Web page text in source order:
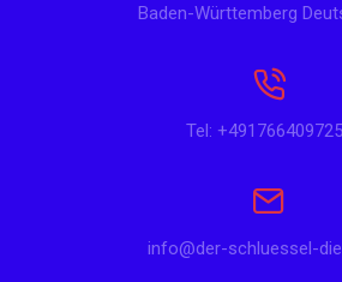
Baden-Württemberg
Tel:
info@der-schluessel-